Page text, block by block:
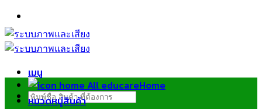
ข้าม
ไป
ยัง
เมนู
ค้นหา:
Home
หมวดหมู่สินค้า